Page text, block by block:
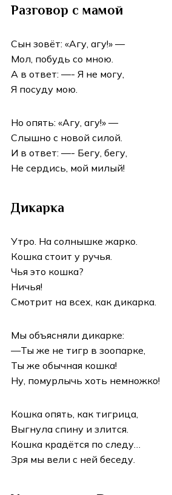
Разговор с мамой
Сын зовёт: «Агу, агу!» —
Мол, побудь со мною.
А в ответ: —- Я не могу,
Я посуду мою.
Но опять: «Агу, агу!» —
Слышно с новой силой.
И в ответ: —- Бегу, бегу,
Не сердись, мой милый!
Дикарка
Утро. На солнышке жарко.
Кошка стоит у ручья.
Чья это кошка?
Ничья!
Смотрит на всех, как дикарка.
Мы объясняли дикарке:
—Ты же не тигр в зоопарке,
Ты же обычная кошка!
Ну, помурлычь хоть немножко!
Кошка опять, как тигрица,
Выгнула спину и злится.
Кошка крадётся по следу…
Зря мы вели с ней беседу.